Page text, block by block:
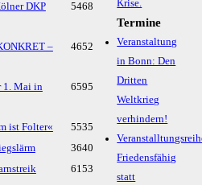
DKP
5468
–
4652
1. Mai in
6595
ist Folter«
5535
3640
6153
Termine
Veranstaltung
in Bonn: Den
Dritten
Weltkrieg
verhindern!
Friedensfähig
statt